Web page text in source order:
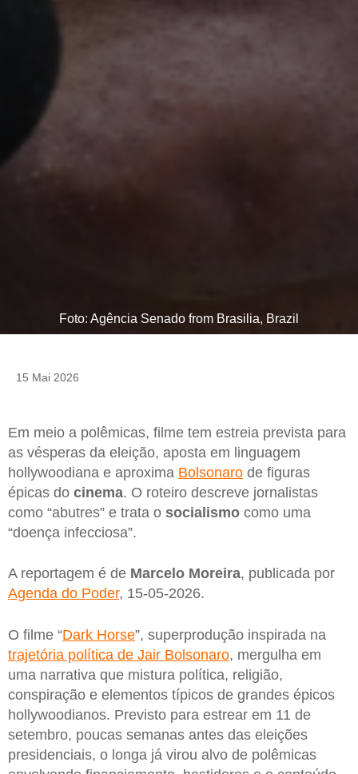
Foto: Agência Senado from Brasilia, Brazil
15 Mai 2026
Em meio a polêmicas, filme tem estreia prevista para
as vésperas da eleição, aposta em linguagem
hollywoodiana e aproxima Bolsonaro de figuras
épicas do cinema. O roteiro descreve jornalistas
como “abutres” e trata o socialismo como uma
“doença infecciosa”.
A reportagem é de Marcelo Moreira, publicada por
Agenda do Poder, 15-05-2026.
O filme “Dark Horse”, superprodução inspirada na
trajetória política de Jair Bolsonaro, mergulha em
uma narrativa que mistura política, religião,
conspiração e elementos típicos de grandes épicos
hollywoodianos. Previsto para estrear em 11 de
setembro, poucas semanas antes das eleições
presidenciais, o longa já virou alvo de polêmicas